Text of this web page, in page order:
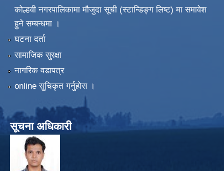
कोल्हवी नगरपालिकामा मौजुदा सूची (स्टान्डिङ्ग लिष्ट) मा समावेश
हुने सम्बन्धमा ।
घटना दर्ता
सामाजिक सुरक्षा
नागरिक वडापत्र
online सुचिकृत गर्नुहोस ।
सूचना अधिकारी